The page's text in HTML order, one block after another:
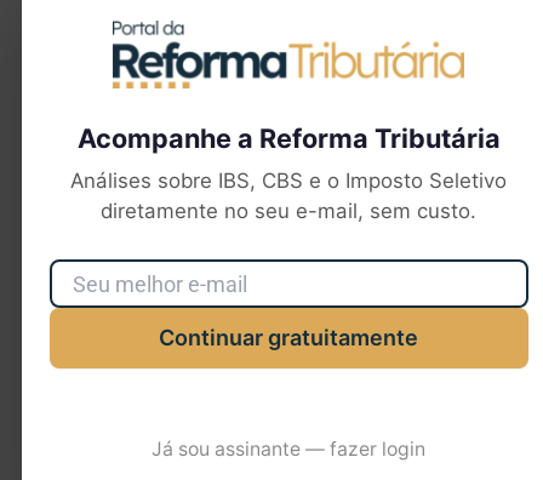
Acompanhe a Reforma Tributária
Análises sobre IBS, CBS e o Imposto Seletivo
diretamente no seu e-mail, sem custo.
Continuar gratuitamente
Já sou assinante — fazer login